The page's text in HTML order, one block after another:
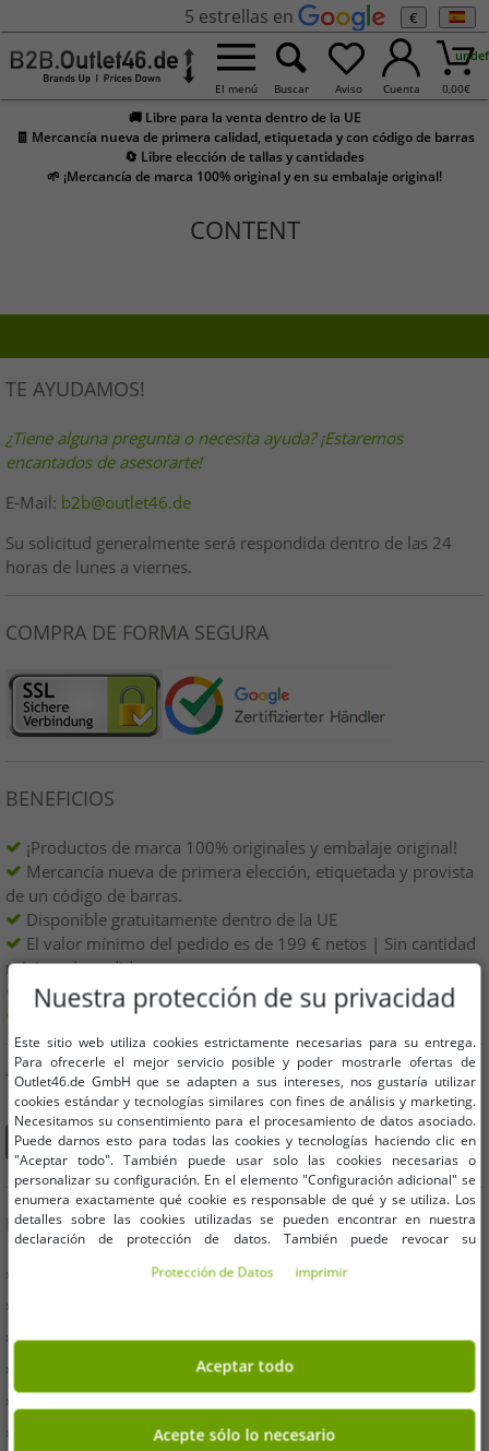
5 estrellas en €
El menú Buscar Aviso Cuenta 0,00€
🚚 Libre para la venta dentro de la UE
🧾 Mercancía nueva de primera calidad, etiquetada y con código de barras
🔄 Libre elección de tallas y cantidades
🌱 ¡Mercancía de marca 100% original y en su embalaje original!
CONTENT
TE AYUDAMOS!
¿Tiene alguna pregunta o necesita ayuda? ¡Estaremos
encantados de asesorarte!
E-Mail: b2b@outlet46.de
Su solicitud generalmente será respondida dentro de las 24
horas de lunes a viernes.
COMPRA DE FORMA SEGURA
BENEFICIOS
¡Productos de marca 100% originales y embalaje original!
Mercancía nueva de primera elección, etiquetada y provista
de un código de barras.
Disponible gratuitamente dentro de la UE
El valor mínimo del pedido es de 199 € netos | Sin cantidad
mínima de pedido
Ofertas hasta un 90% más baratas
Libre elección de tamaños y cantidades.
TAMBIÉN PUEDES ENCONTRARNOS EN
INFORMACIÓN
» Empresas
» Tus ventajas
» Productos originales y premios Outlet46
» Prensa especializada
» Condiciones
» Protección de Datos
Nuestra protección de su privacidad
Este sitio web utiliza cookies estrictamente necesarias para su entrega.
Para ofrecerle el mejor servicio posible y poder mostrarle ofertas de
Outlet46.de GmbH que se adapten a sus intereses, nos gustaría utilizar
cookies estándar y tecnologías similares con fines de análisis y marketing.
Necesitamos su consentimiento para el procesamiento de datos asociado.
Puede darnos esto para todas las cookies y tecnologías haciendo clic en
"Aceptar todo". También puede usar solo las cookies necesarias o
personalizar su configuración. En el elemento "Configuración adicional" se
enumera exactamente qué cookie es responsable de qué y se utiliza. Los
detalles sobre las cookies utilizadas se pueden encontrar en nuestra
declaración de protección de datos. También puede revocar su
encontrar en la impresión.Protección de Datos imprimir
Aceptar todo
Acepte sólo lo necesario